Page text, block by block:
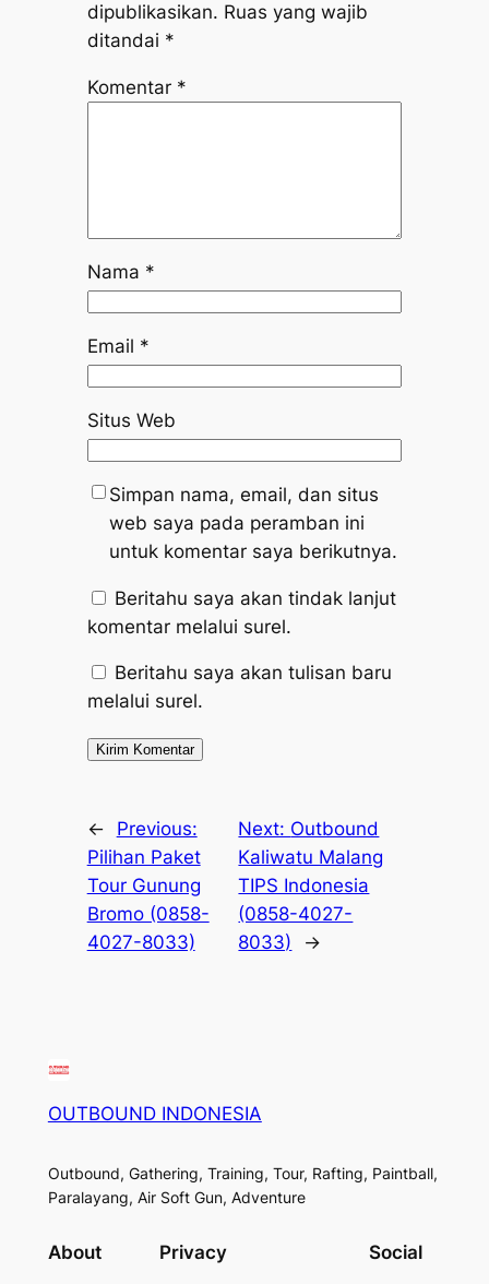
dipublikasikan. Ruas yang wajib
ditandai *
Komentar *
Nama *
Email *
Situs Web
Simpan nama, email, dan situs
web saya pada peramban ini
untuk komentar saya berikutnya.
Beritahu saya akan tindak lanjut
komentar melalui surel.
Beritahu saya akan tulisan baru
melalui surel.
←
Previous:
Pilihan Paket
Tour Gunung
Bromo (0858-
4027-8033)
Next: Outbound
Kaliwatu Malang
TIPS Indonesia
(0858-4027-
8033)
→
OUTBOUND INDONESIA
Outbound, Gathering, Training, Tour, Rafting, Paintball,
Paralayang, Air Soft Gun, Adventure
About Privacy Social